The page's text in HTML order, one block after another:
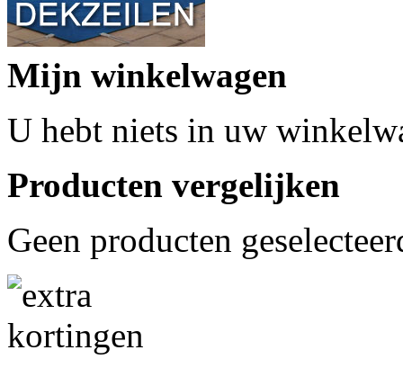
Mijn winkelwagen
U hebt niets in uw
Producten vergelijken
Geen producten